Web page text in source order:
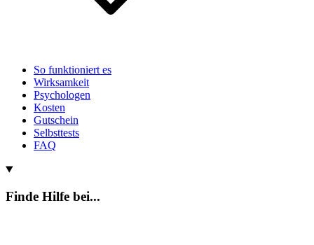
So funktioniert es
Wirksamkeit
Psychologen
Kosten
Gutschein
Selbsttests
FAQ
Finde Hilfe bei...